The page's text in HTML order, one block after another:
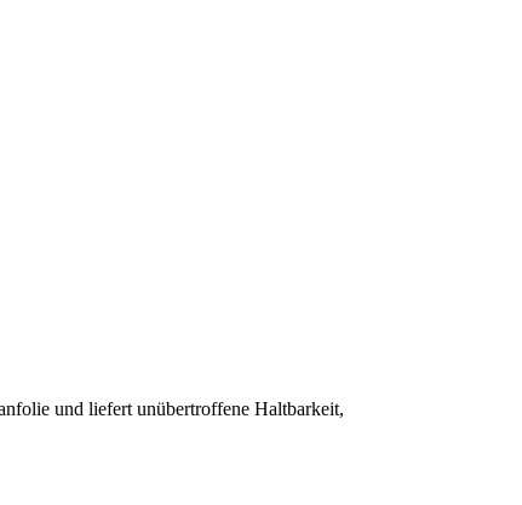
und liefert unübertroffene Haltbarkeit,